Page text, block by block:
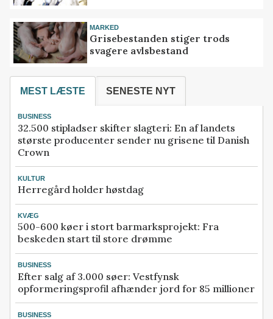
MARKED
Grisebestanden stiger trods
svagere avlsbestand
MEST LÆSTE SENESTE NYT
BUSINESS
32.500 stipladser skifter slagteri: En af landets
største producenter sender nu grisene til Danish
Crown
KULTUR
Herregård holder høstdag
KVÆG
500-600 køer i stort barmarksprojekt: Fra
beskeden start til store drømme
BUSINESS
Efter salg af 3.000 søer: Vestfynsk
opformeringsprofil afhænder jord for 85 millioner
BUSINESS